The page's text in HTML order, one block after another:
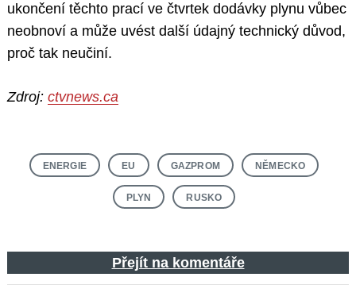
ukončení těchto prací ve čtvrtek dodávky plynu vůbec
neobnoví a může uvést další údajný technický důvod,
proč tak neučiní.
Zdroj: ctvnews.ca
ENERGIE EU GAZPROM NĚMECKO
PLYN RUSKO
Přejít na komentáře